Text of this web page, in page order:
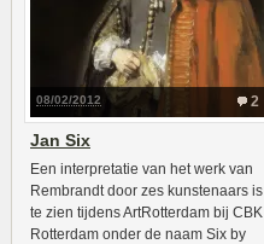
2
08/02/2012
Jan Six
Een interpretatie van het werk van
Rembrandt door zes kunstenaars is
te zien tijdens ArtRotterdam bij CBK
Rotterdam onder de naam Six by